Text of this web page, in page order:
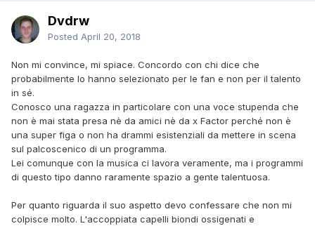
Dvdrw
Posted April 20, 2018
Non mi convince, mi spiace. Concordo con chi dice che
probabilmente lo hanno selezionato per le fan e non per il talento
in sé.
Conosco una ragazza in particolare con una voce stupenda che
non è mai stata presa nè da amici nè da x Factor perché non è
una super figa o non ha drammi esistenziali da mettere in scena
sul palcoscenico di un programma.
Lei comunque con la musica ci lavora veramente, ma i programmi
di questo tipo danno raramente spazio a gente talentuosa.
Per quanto riguarda il suo aspetto devo confessare che non mi
colpisce molto. L'accoppiata capelli biondi ossigenati e